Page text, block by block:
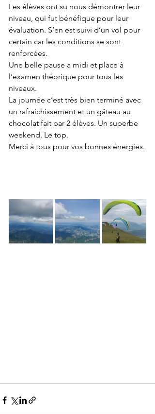
Les élèves ont su nous démontrer leur
niveau, qui fut bénéfique pour leur
évaluation. S’en est suivi d’un vol pour
certain car les conditions se sont
renforcées.
Une belle pause a midi et place à
l’examen théorique pour tous les
niveaux.
La journée c’est très bien terminé avec
un rafraichissement et un gâteau au
chocolat fait par 2 élèves. Un superbe
weekend. Le top.
Merci à tous pour vos bonnes énergies.